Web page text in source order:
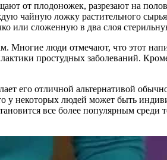
от плодоножек, разрезают на
чайную ложку растительного
или сложенную в два слоя
Многие люди отмечают, что этот
простудных заболеваний.
его отличной альтернативой
некоторых людей может быть
все более популярным среди